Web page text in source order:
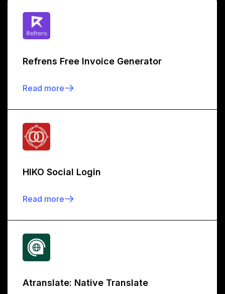
Refrens Free Invoice Generator
Read more
HIKO Social Login
Read more
Atranslate: Native Translate